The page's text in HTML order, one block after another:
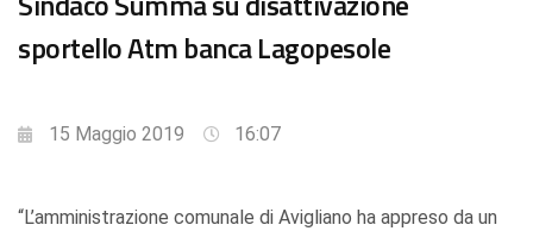
sportello Atm banca Lagopesole
15 Maggio 2019 16:07
“L’amministrazione comunale di Avigliano ha appreso da un